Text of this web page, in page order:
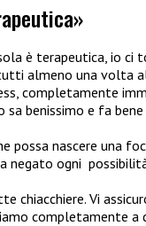
è terapeutica, io ci
almeno una volta
completamente
sa benissimo e fa
possa nascere una
negato ogni
chiacchiere. Vi
completamente a